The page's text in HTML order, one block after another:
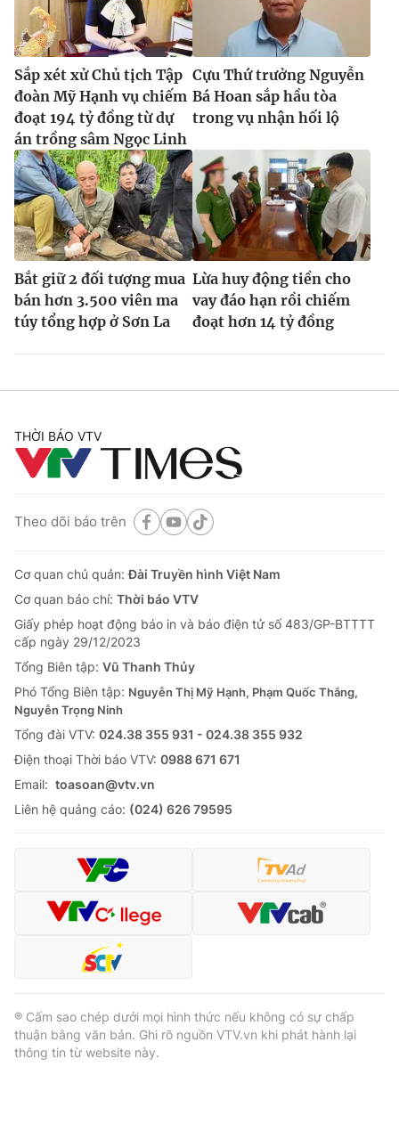
Sắp xét xử Chủ tịch Tập
đoàn Mỹ Hạnh vụ chiếm
đoạt 194 tỷ đồng từ dự
án trồng sâm Ngọc Linh
Cựu Thứ trưởng Nguyễn
Bá Hoan sắp hầu tòa
trong vụ nhận hối lộ
Bắt giữ 2 đối tượng mua
bán hơn 3.500 viên ma
túy tổng hợp ở Sơn La
Lừa huy động tiền cho
vay đáo hạn rồi chiếm
đoạt hơn 14 tỷ đồng
THỜI BÁO VTV
Theo dõi báo trên
Cơ quan chủ quản:Đài Truyền hình Việt Nam
Cơ quan báo chí: Thời báo VTV
Giấy phép hoạt động báo in và báo điện tử số 483/GP-BTTTT
cấp ngày 29/12/2023
Tổng Biên tập: Vũ Thanh Thủy
Phó Tổng Biên tập: Nguyễn Thị Mỹ Hạnh, Phạm Quốc Thắng,
Nguyễn Trọng Ninh
Tổng đài VTV: 024.38 355 931 - 024.38 355 932
Ðiện thoại Thời báo VTV: 0988 671 671
Email: toasoan@vtv.vn
Liên hệ quảng cáo: (024) 626 79595
® Cấm sao chép dưới mọi hình thức nếu không có sự chấp
thuận bằng văn bản. Ghi rõ nguồn VTV.vn khi phát hành lại
thông tin từ website này.